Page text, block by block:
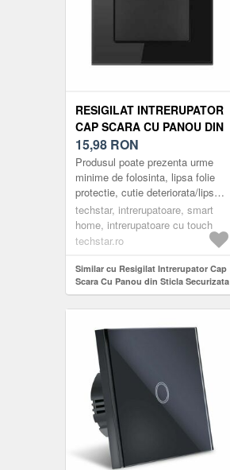
RESIGILAT INTRERUPATOR
CAP SCARA CU PANOU DIN
STICLA SECURIZATA
TECHSTAR® TGS 01, 220V,
16A, 86 X 86 MM, NEGRU,
CU 1 MODUL
15,98 RON
Produsul poate prezenta urme
minime de folosinta, lipsa folie
protectie, cutie deteriorata/lipsa,
usoare zgarieturi etc.
Întrerupătoarele Techstar ...
techstar, intrerupatoare, smart
home, intrerupatoare cu touch
techstar.ro
Similar cu Resigilat Intrerupator Cap
Scara Cu Panou din Sticla Securizata
Techstar® TGS 01, 220V, 16A, 86 x 86
mm, Negru, cu 1 Modul